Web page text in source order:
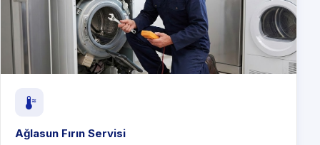
Ağlasun Fırın Servisi